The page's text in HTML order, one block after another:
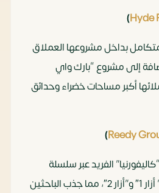
Hyde
)
بداخل مشروعها العملاق
إلى مشروع “بارك واي
أكبر مساحات خضراء وحدائق
Reedy
)
الفريد عبر سلسلة
” أزار 1″ و”أزار 2″، مما جذب الباحثين